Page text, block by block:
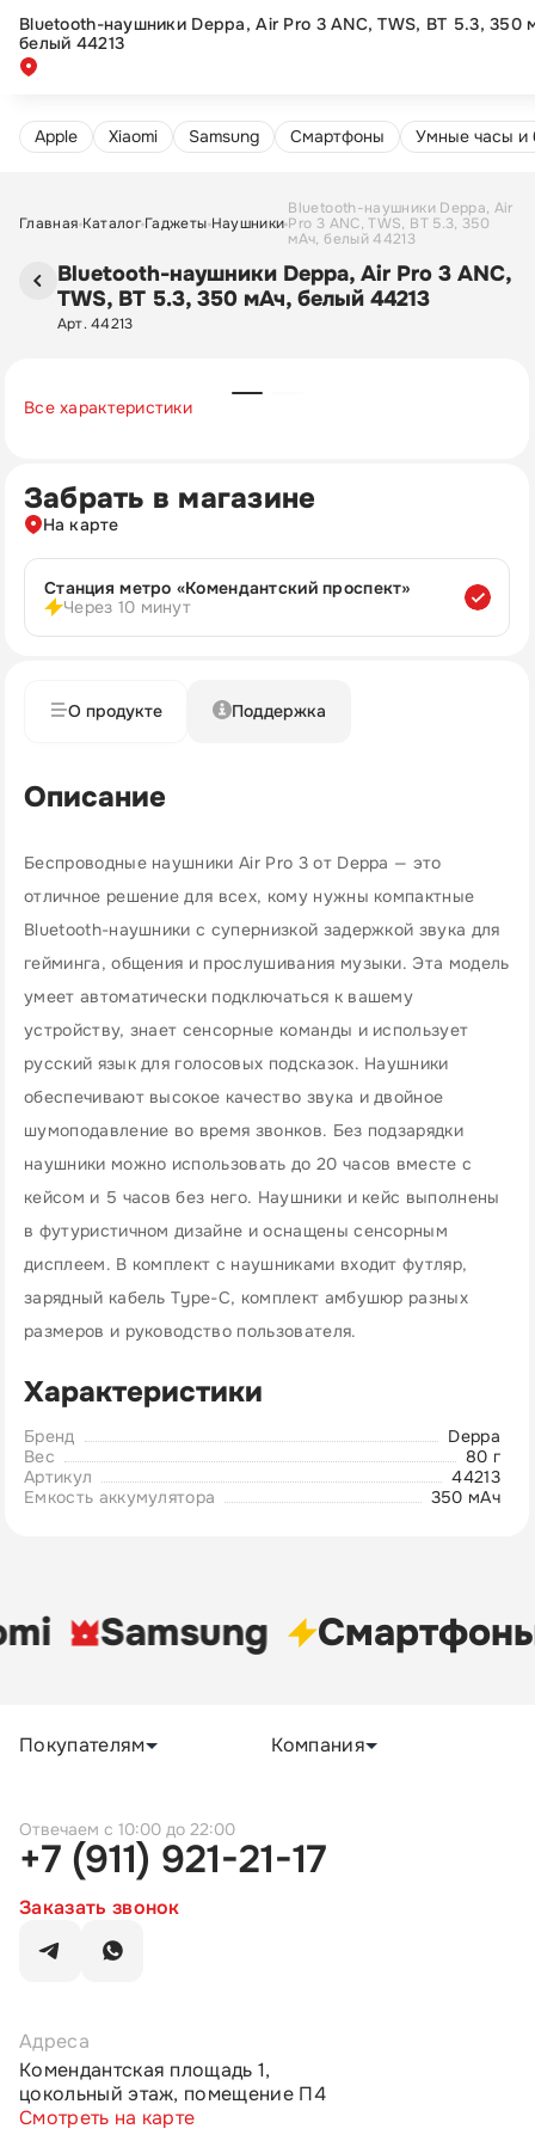
Apple Xiaomi Samsung Cмартфоны Умные часы и
Главная Каталог Гаджеты Наушники
Bluetooth-наушники Deppa, Air
Pro 3 ANC, TWS, BT 5.3, 350
мАч, белый 44213
Bluetooth-наушники Deppa, Air Pro 3 ANC,
TWS, BT 5.3, 350 мАч, белый 44213
Арт. 44213
Все характеристики
Забрать в магазине
На карте
Станция метро «Комендантский проспект»
Через 10 минут
О продукте Поддержка
Описание
Беспроводные наушники Air Pro 3 от Deppa — это
отличное решение для всех, кому нужны компактные
Bluetooth-наушники с супернизкой задержкой звука для
гейминга, общения и прослушивания музыки. Эта модель
умеет автоматически подключаться к вашему
устройству, знает сенсорные команды и использует
русский язык для голосовых подсказок. Наушники
обеспечивают высокое качество звука и двойное
шумоподавление во время звонков. Без подзарядки
наушники можно использовать до 20 часов вместе с
кейсом и 5 часов без него. Наушники и кейс выполнены
в футуристичном дизайне и оснащены сенсорным
дисплеем. В комплект с наушниками входит футляр,
зарядный кабель Type-C, комплект амбушюр разных
размеров и руководство пользователя.
Характеристики
Бренд
Deppa
Вес
80 г
Артикул
44213
Емкость аккумулятора
350 мАч
Bluetooth-наушники Deppa, Air Pro 3 ANC, TWS, BT 5.3, 350
белый 44213
Samsung Cмартфоны
Покупателям Компания
c 10:00 до 22:00
+7 (911) 921-21-17
Заказать звонок
Адреса
Комендантская площадь 1,
цокольный этаж, помещение П4
Смотреть на карте